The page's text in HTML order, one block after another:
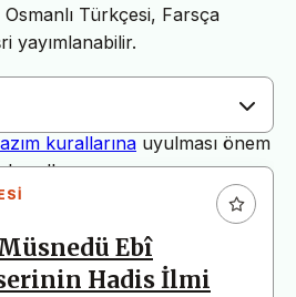
Türkçesi, Farsça
yayımlanabilir.
daha hızlı ve sağlıklı
kurallarına uyulması önem
kurallarına uymayan
aşamasına alınmadan iade
çalışmalarınızı yüklemeden
kurallarına uygun olarak
olunuz.
Ebî
Hadis İlmi